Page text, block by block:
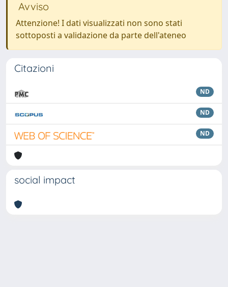
Avviso
Attenzione! I dati visualizzati non sono stati
sottoposti a validazione da parte dell'ateneo
Citazioni
ND
ND
ND
social impact